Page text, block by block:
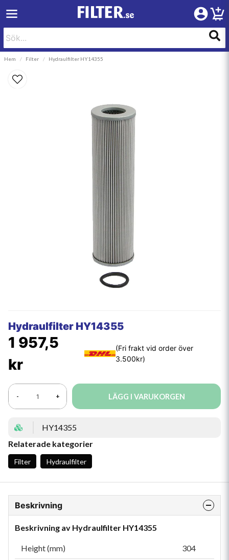
Hem Filter Hydraulfilter HY14355
Hydraulfilter HY14355
1 957,5
kr
- + LÄGG I VARUKORGEN
HY14355
Relaterade kategorier
Filter Hydraulfilter
Beskrivning
Beskrivning av Hydraulfilter HY14355
Height (mm) 304